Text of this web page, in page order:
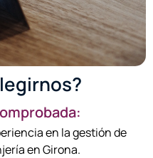
en la gestión de
en Girona.